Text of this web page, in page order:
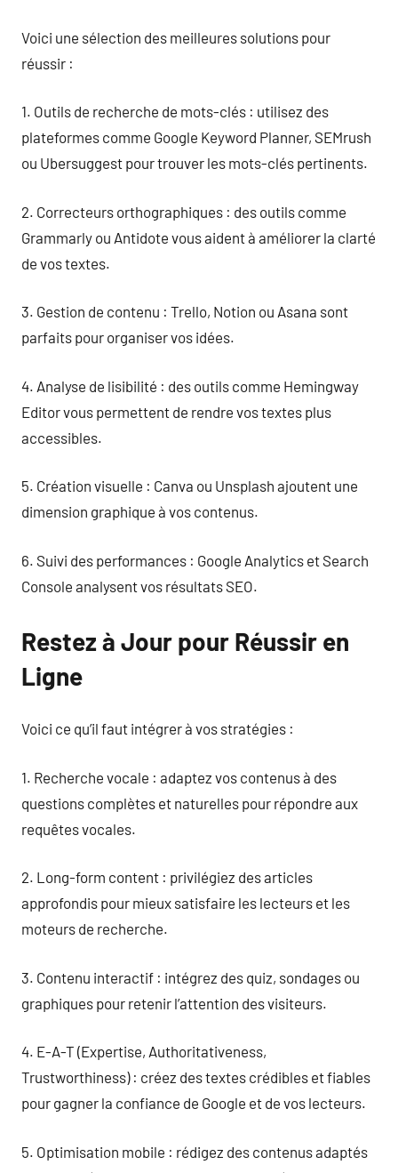
Voici une sélection des meilleures solutions pour
réussir :
1. Outils de recherche de mots-clés : utilisez des
plateformes comme Google Keyword Planner, SEMrush
ou Ubersuggest pour trouver les mots-clés pertinents.
2. Correcteurs orthographiques : des outils comme
Grammarly ou Antidote vous aident à améliorer la clarté
de vos textes.
3. Gestion de contenu : Trello, Notion ou Asana sont
parfaits pour organiser vos idées.
4. Analyse de lisibilité : des outils comme Hemingway
Editor vous permettent de rendre vos textes plus
accessibles.
5. Création visuelle : Canva ou Unsplash ajoutent une
dimension graphique à vos contenus.
6. Suivi des performances : Google Analytics et Search
Console analysent vos résultats SEO.
Restez à Jour pour Réussir en
Ligne
Voici ce qu’il faut intégrer à vos stratégies :
1. Recherche vocale : adaptez vos contenus à des
questions complètes et naturelles pour répondre aux
requêtes vocales.
2. Long-form content : privilégiez des articles
approfondis pour mieux satisfaire les lecteurs et les
moteurs de recherche.
3. Contenu interactif : intégrez des quiz, sondages ou
graphiques pour retenir l’attention des visiteurs.
4. E-A-T (Expertise, Authoritativeness,
Trustworthiness) : créez des textes crédibles et fiables
pour gagner la confiance de Google et de vos lecteurs.
5. Optimisation mobile : rédigez des contenus adaptés